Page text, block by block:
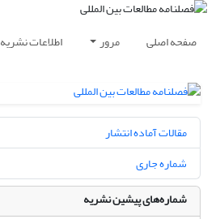
صفحه اصلی مرور اطلاعات نشریه
مقالات آماده انتشار
شماره جاری
شماره‌های پیشین نشریه